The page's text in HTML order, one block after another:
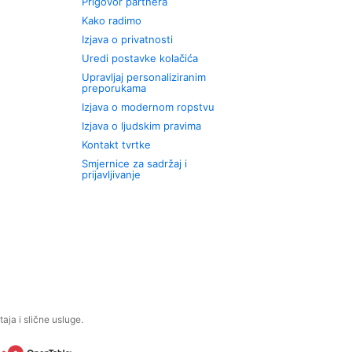
Kako radimo
Izjava o privatnosti
Uredi postavke kolačića
Upravljaj personaliziranim
preporukama
Izjava o modernom ropstvu
Izjava o ljudskim pravima
Kontakt tvrtke
Smjernice za sadržaj i
prijavljivanje
i slične usluge.